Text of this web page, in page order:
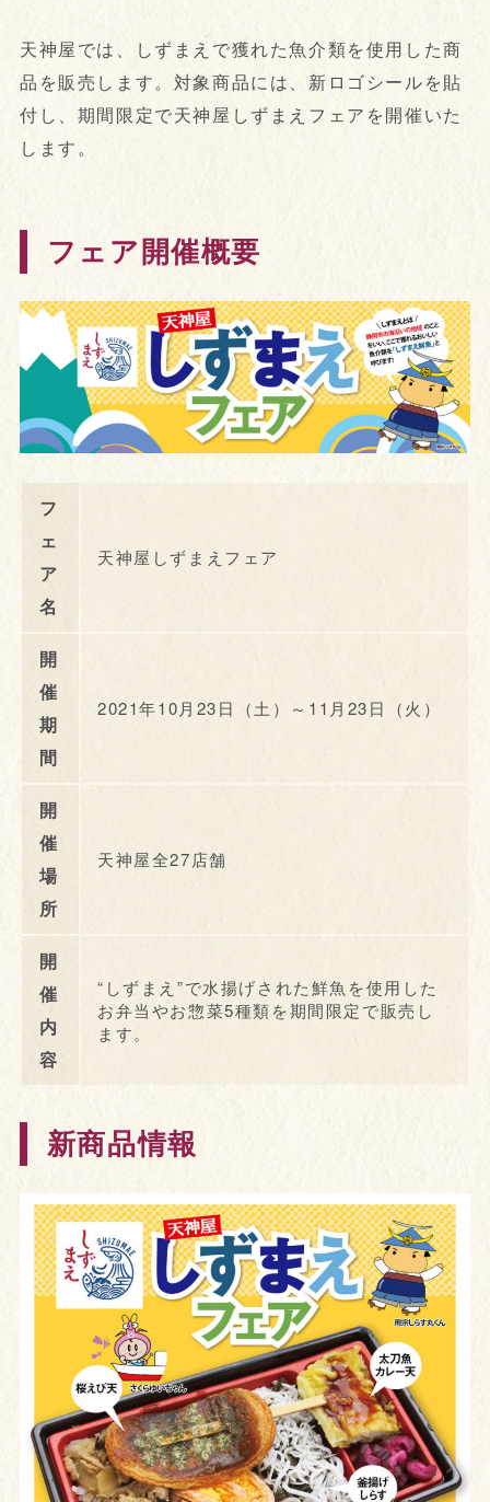
天神屋では、しずまえで獲れた魚介類を使用した商
品を販売します。対象商品には、新ロゴシールを貼
付し、期間限定で天神屋しずまえフェアを開催いた
します。
フェア開催概要
フ
ェ
ア
名
天神屋しずまえフェア
開
催
期
間
2021年10月23日（土）～11月23日（火）
開
催
場
所
天神屋全27店舗
開
催
内
容
“しずまえ”で水揚げされた鮮魚を使用した
お弁当やお惣菜5種類を期間限定で販売し
ます。
新商品情報